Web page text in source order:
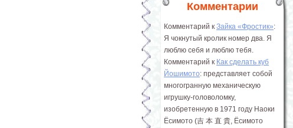
Комментарии
Комментарий к Зайка «Фростик»:
Я чокнутый кролик номер два. Я
люблю себя и люблю тебя.
Комментарий к Как сделать куб
Йошимото: представляет собой
многогранную механическую
игрушку-головоломку,
изобретенную в 1971 году Наоки
Ёсимото (吉 本 直 貴, Ёсимото